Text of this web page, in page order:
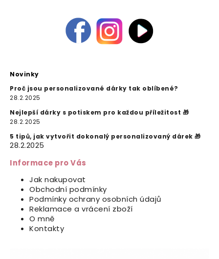
Novinky
Proč jsou personalizované dárky tak oblíbené?
28.2.2025
Nejlepší dárky s potiskem pro každou příležitost 🎁
28.2.2025
5 tipů, jak vytvořit dokonalý personalizovaný dárek 🎁
28.2.2025
Informace pro Vás
Jak nakupovat
Obchodní podmínky
Podmínky ochrany osobních údajů
Reklamace a vrácení zboží
O mně
Kontakty